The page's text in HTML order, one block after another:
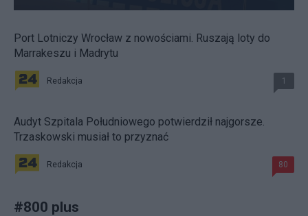
Port Lotniczy Wrocław z nowościami. Ruszają loty do
Marrakeszu i Madrytu
Redakcja 1
Audyt Szpitala Południowego potwierdził najgorsze.
Trzaskowski musiał to przyznać
Redakcja 80
#800 plus